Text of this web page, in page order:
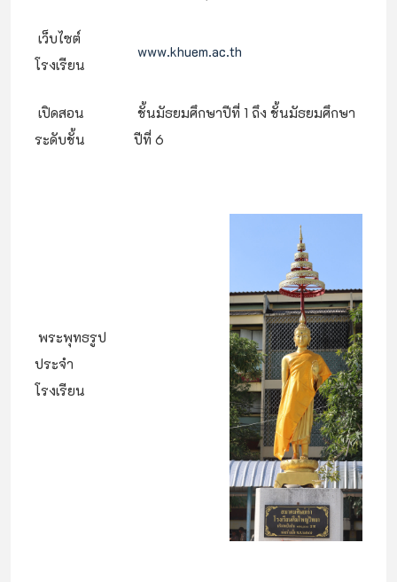
เว็บไซต์
โรงเรียน
www.khuem.ac.th
เปิดสอน
ระดับชั้น
ชั้นมัธยมศึกษาปีที่ 1 ถึง ชั้นมัธยมศึกษา
ปีที่ 6
พระพุทธรูป
ประจำ
โรงเรียน